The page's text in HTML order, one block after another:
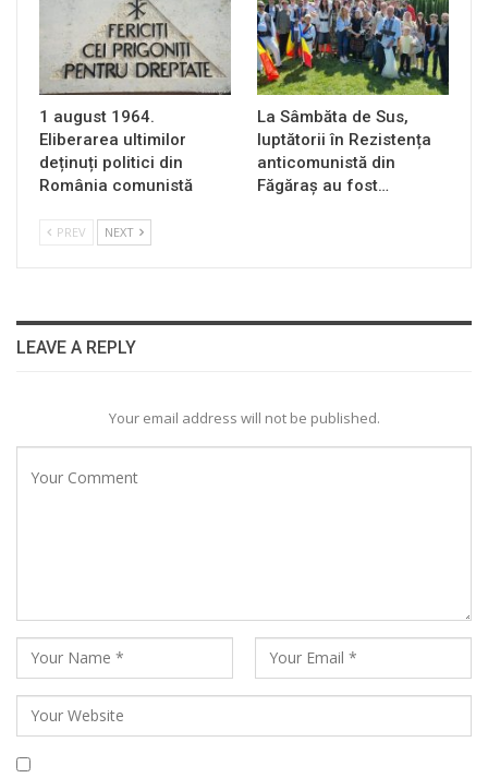
1 august 1964.
Eliberarea ultimilor
deținuți politici din
România comunistă
La Sâmbăta de Sus,
luptătorii în Rezistența
anticomunistă din
Făgăraș au fost…
PREV NEXT
LEAVE A REPLY
Your email address will not be published.